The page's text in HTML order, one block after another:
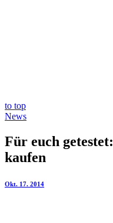
to top
News
Für euch
kaufen
Okt. 17. 2014